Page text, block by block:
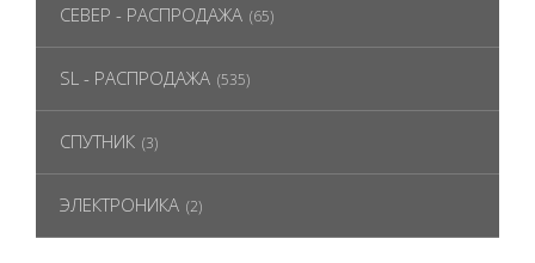
СЕВЕР - РАСПРОДАЖА (65)
SL - РАСПРОДАЖА (535)
СПУТНИК (3)
ЭЛЕКТРОНИКА (2)